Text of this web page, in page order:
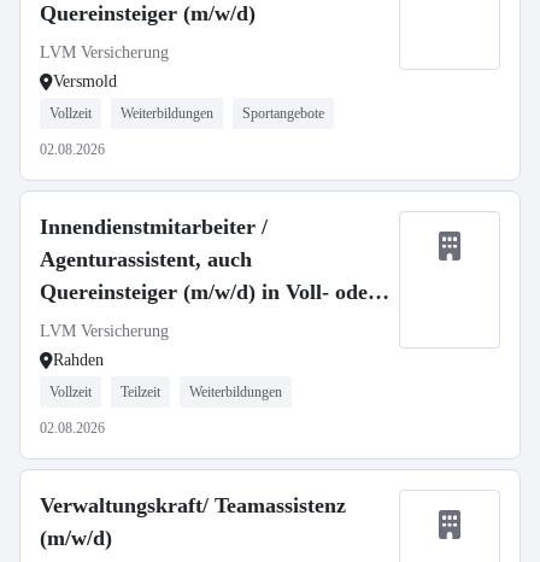
Quereinsteiger (m/w/d)
LVM Versicherung
Versmold
Vollzeit Weiterbildungen Sportangebote
02.08.2026
Innendienstmitarbeiter /
Agenturassistent, auch
Quereinsteiger (m/w/d) in Voll- oder
Teilzeit
LVM Versicherung
Rahden
Vollzeit Teilzeit Weiterbildungen
02.08.2026
Verwaltungskraft/ Teamassistenz
(m/w/d)